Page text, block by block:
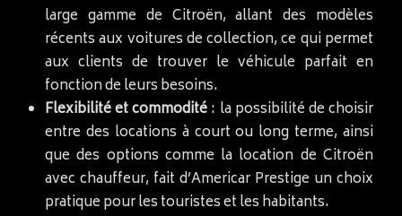
large gamme de Citroën, allant des modèles
récents aux voitures de collection, ce qui permet
aux clients de trouver le véhicule parfait en
fonction de leurs besoins.
Flexibilité et commodité: la possibilité de choisir
entre des locations à court ou long terme, ainsi
que des options comme la location de Citroën
avec chauffeur, fait d’Americar Prestige un choix
pratique pour les touristes et les habitants.